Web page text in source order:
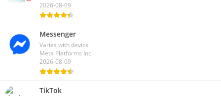
2026-08-09
Messenger
Varies with device
Meta Platforms Inc.
2026-08-09
TikTok